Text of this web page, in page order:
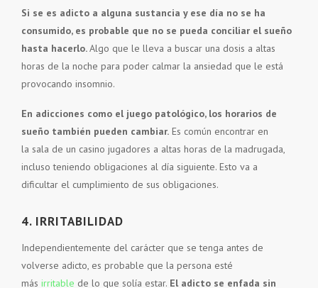
Si se es adicto a alguna sustancia y ese día no se ha
consumido, es probable que no se pueda conciliar el sueño
hasta hacerlo.Algo que le lleva a buscar una dosis a altas
horas de la noche para poder calmar la ansiedad que le está
provocando insomnio.
En adicciones como el juego patológico, los horarios de
sueño también pueden cambiar. Es común encontrar en
la sala de un casino jugadores a altas horas de la madrugada,
incluso teniendo obligaciones al día siguiente. Esto va a
dificultar el cumplimiento de sus obligaciones.
4. IRRITABILIDAD
Independientemente del carácter que se tenga antes de
volverse adicto, es probable que la persona esté
más irritable de lo que solía estar. El adicto se enfada sin